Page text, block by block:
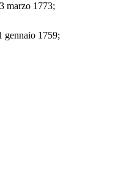
marzo 1773;
gennaio 1759;